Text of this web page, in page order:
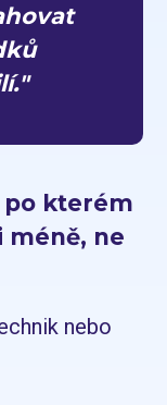
po kterém
méně, ne
nebo